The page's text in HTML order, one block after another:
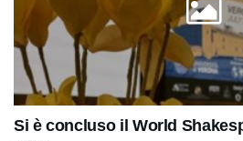
Si è concluso il World